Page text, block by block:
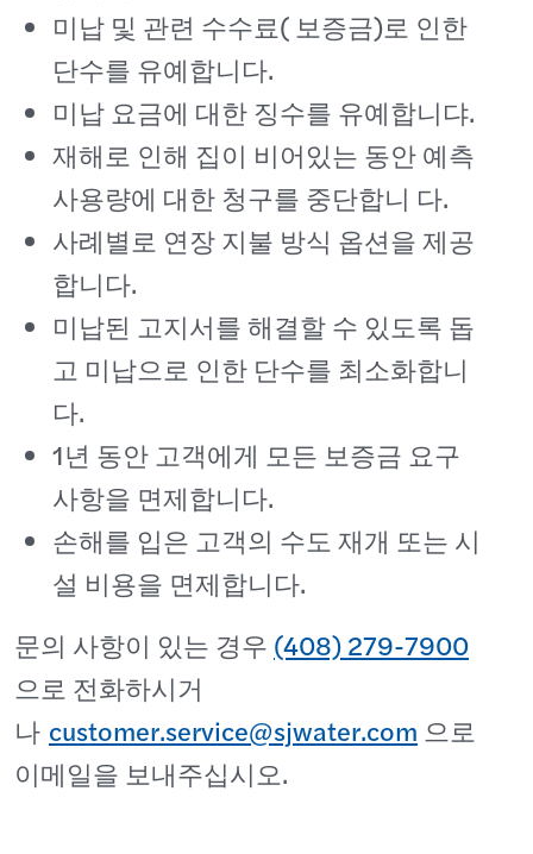
미납 및 관련 수수료( 보증금)로 인한
단수를 유예합니다.
미납 요금에 대한 징수를 유예합니댜.
재해로 인해 집이 비어있는 동안 예측
사용량에 대한 청구를 중단합니 다.
사례별로 연장 지불 방식 옵션을 제공
합니다.
미납된 고지서를 해결할 수 있도록 돕
고 미납으로 인한 단수를 최소화합니
다.
1년 동안 고객에게 모든 보증금 요구
사항을 면제합니다.
손해를 입은 고객의 수도 재개 또는 시
설 비용을 면제합니다.
문의 사항이 있는 경우 (408) 279-7900
으로 전화하시거
나 customer.service@sjwater.com 으로
이메일을 보내주십시오.